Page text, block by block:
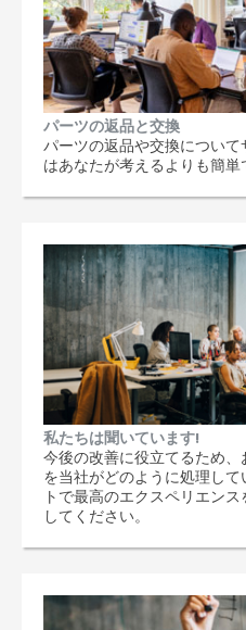
パーツの返品と交換
パーツの返品や交換につい
はあなたが考えるよりも簡単
私たちは聞いています!
今後の改善に役立てるため
を当社がどのように処理し
トで最高のエクスペリエン
してください。